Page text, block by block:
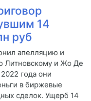
14
руб
апелляцию и
Литновскому и Жо Де
года они
в биржевые
сделок. Ущерб 14